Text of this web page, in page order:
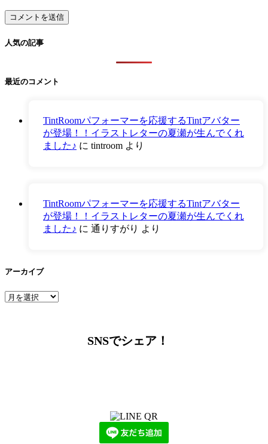
人気の記事
最近のコメント
TintRoomパフォーマーを応援するTintアバター
が登場！！イラストレターの夏瀬が生んでくれ
ました♪ に tintroom より
TintRoomパフォーマーを応援するTintアバター
が登場！！イラストレターの夏瀬が生んでくれ
ました♪ に 通りすがり より
アーカイブ
ア
SNSでシェア！